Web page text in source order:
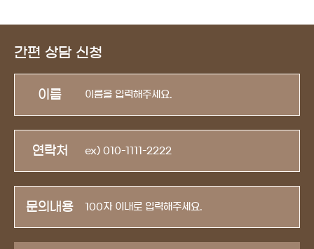
간편 상담 신청
이름
연락처
문의내용